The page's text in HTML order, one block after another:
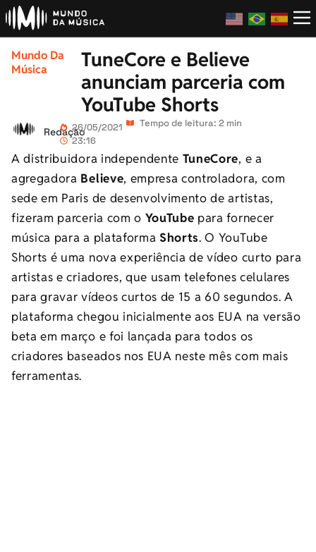
Mundo Da
Música
TuneCore e Believe
anunciam parceria com
YouTube Shorts
Redação26/05/2021
23:16
Tempo de leitura: 2 min
A distribuidora independente TuneCore, e a
agregadora Believe, empresa controladora, com
sede em Paris de desenvolvimento de artistas,
fizeram parceria com o YouTube para fornecer
música para a plataforma Shorts. O YouTube
Shorts é uma nova experiência de vídeo curto para
artistas e criadores, que usam telefones celulares
para gravar vídeos curtos de 15 a 60 segundos. A
plataforma chegou inicialmente aos EUA na versão
beta em março e foi lançada para todos os
criadores baseados nos EUA neste mês com mais
ferramentas.